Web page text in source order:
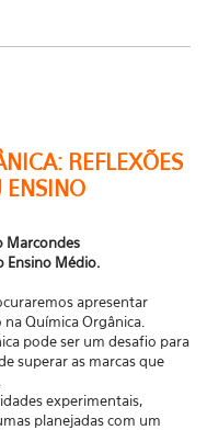
REFLEXÕES
ENSINO
Marcondes
Ensino Médio.
apresentar
Química Orgânica.
pode ser um desafio para
superar as marcas que
experimentais,
planejadas com um